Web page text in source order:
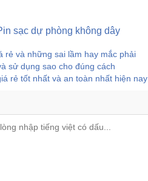
sạc dự phòng không dây
rẻ và những sai lầm hay mắc phải
sử dụng sao cho đúng cách
rẻ tốt nhất và an toàn nhất hiện nay